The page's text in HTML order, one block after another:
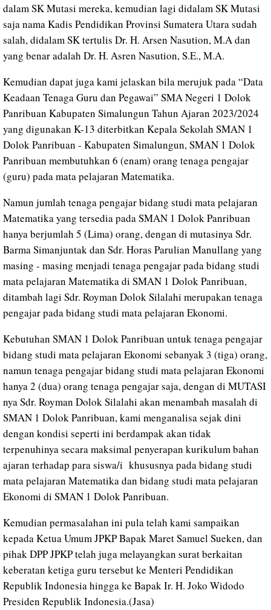
dalam SK Mutasi mereka, kemudian lagi didalam SK Mutasi
saja nama Kadis Pendidikan Provinsi Sumatera Utara sudah
salah, didalam SK tertulis Dr. H. Arsen Nasution, M.A dan
yang benar adalah Dr. H. Asren Nasution, S.E., M.A.
Kemudian dapat juga kami jelaskan bila merujuk pada “Data
Keadaan Tenaga Guru dan Pegawai” SMA Negeri 1 Dolok
Panribuan Kabupaten Simalungun Tahun Ajaran 2023/2024
yang digunakan K-13 diterbitkan Kepala Sekolah SMAN 1
Dolok Panribuan - Kabupaten Simalungun, SMAN 1 Dolok
Panribuan membutuhkan 6 (enam) orang tenaga pengajar
(guru) pada mata pelajaran Matematika.
Namun jumlah tenaga pengajar bidang studi mata pelajaran
Matematika yang tersedia pada SMAN 1 Dolok Panribuan
hanya berjumlah 5 (Lima) orang, dengan di mutasinya Sdr.
Barma Simanjuntak dan Sdr. Horas Parulian Manullang yang
masing - masing menjadi tenaga pengajar pada bidang studi
mata pelajaran Matematika di SMAN 1 Dolok Panribuan,
ditambah lagi Sdr. Royman Dolok Silalahi merupakan tenaga
pengajar pada bidang studi mata pelajaran Ekonomi.
Kebutuhan SMAN 1 Dolok Panribuan untuk tenaga pengajar
bidang studi mata pelajaran Ekonomi sebanyak 3 (tiga) orang,
namun tenaga pengajar bidang studi mata pelajaran Ekonomi
hanya 2 (dua) orang tenaga pengajar saja, dengan di MUTASI
nya Sdr. Royman Dolok Silalahi akan menambah masalah di
SMAN 1 Dolok Panribuan, kami menganalisa sejak dini
dengan kondisi seperti ini berdampak akan tidak
terpenuhinya secara maksimal penyerapan kurikulum bahan
ajaran terhadap para siswa/i khususnya pada bidang studi
mata pelajaran Matematika dan bidang studi mata pelajaran
Ekonomi di SMAN 1 Dolok Panribuan.
Kemudian permasalahan ini pula telah kami sampaikan
kepada Ketua Umum JPKP Bapak Maret Samuel Sueken, dan
pihak DPP JPKP telah juga melayangkan surat berkaitan
keberatan ketiga guru tersebut ke Menteri Pendidikan
Republik Indonesia hingga ke Bapak Ir. H. Joko Widodo
Presiden Republik Indonesia.(Jasa)